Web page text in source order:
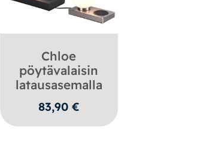
Chloe
pöytävalaisin
latausasemalla
83,90 €